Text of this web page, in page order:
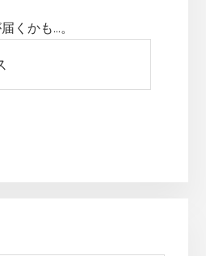
くかも…。